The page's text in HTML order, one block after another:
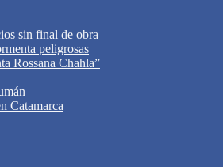
sin final de obra
peligrosas
Rossana Chahla”
Catamarca